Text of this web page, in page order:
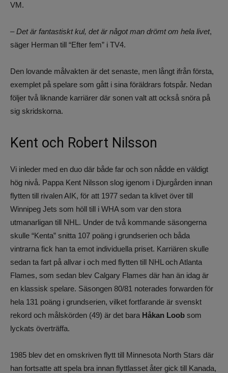
VM.
– Det är fantastiskt kul, det är något man drömt om hela livet,
säger Herman till “Efter fem” i TV4.
Den lovande målvakten är det senaste, men långt ifrån första,
exemplet på spelare som gått i sina föräldrars fotspår. Nedan
följer två liknande karriärer där sonen valt att också snöra på
sig skridskorna.
Kent och Robert Nilsson
Vi inleder med en duo där både far och son nådde en väldigt
hög nivå. Pappa Kent Nilsson slog igenom i Djurgården innan
flytten till rivalen AIK, för att 1977 sedan ta klivet över till
Winnipeg Jets som höll till i WHA som var den stora
utmanarligan till NHL. Under de två kommande säsongerna
skulle “Kenta” snitta 107 poäng i grundserien och båda
vintrarna fick han ta emot individuella priset. Karriären skulle
sedan ta fart på allvar i och med flytten till NHL och Atlanta
Flames, som sedan blev Calgary Flames där han än idag är
en klassisk spelare. Säsongen 80/81 noterades forwarden för
hela 131 poäng i grundserien, vilket fortfarande är svenskt
rekord och målskörden (49) är det bara Håkan Loob som
lyckats överträffa.
1985 blev det en omskriven flytt till Minnesota North Stars där
han fortsatte att spela bra innan flyttlasset åter gick till Kanada,